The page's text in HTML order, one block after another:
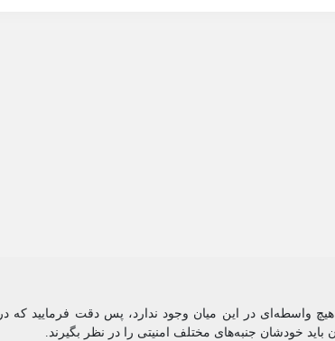
واسطه‌ای در این میان وجود ندارد، پس دقت فرمایید که در
باید خودشان جنبه‌های مختلف امنیتی را در نظر بگیرند.